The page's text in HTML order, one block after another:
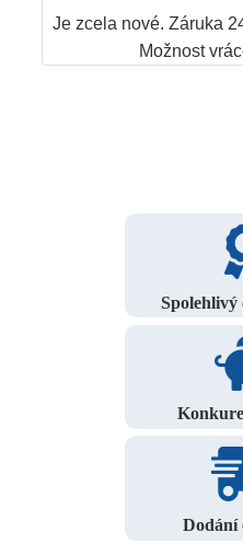
Je zcela nové. Záruka
Možnost
Spolehlivý
Dodání